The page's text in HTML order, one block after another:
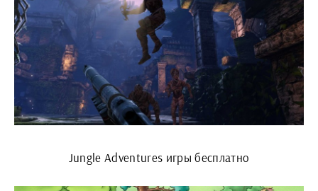
Jungle Adventures игры бесплатно